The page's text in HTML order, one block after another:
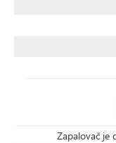
Zapalovač je